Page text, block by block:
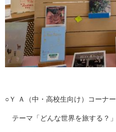
○Ｙ Ａ（中・高校生向け）コーナー
テーマ「どんな世界を旅する？」